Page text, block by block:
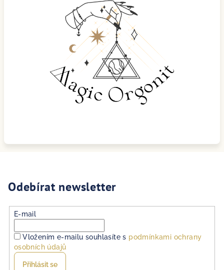
Odebírat newsletter
E-mail
Vložením e-mailu souhlasíte s podmínkami ochrany
osobních údajů
Přihlásit se